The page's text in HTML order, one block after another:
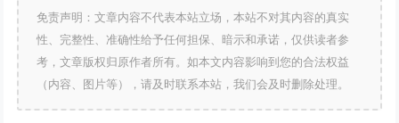
免责声明：文章内容不代表本站立场，本站不对其内容的真实
性、完整性、准确性给予任何担保、暗示和承诺，仅供读者参
考，文章版权归原作者所有。如本文内容影响到您的合法权益
（内容、图片等），请及时联系本站，我们会及时删除处理。